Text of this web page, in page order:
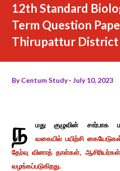
12th Standard
Term Question
Thirupattur
ByCentum Study July 10, 2023
ந
மது குழுவின் சார்பாக
வகையில் பயிற்சி
தேர்வு வினாத் தாள்கள்,
வழங்கப்படுகிறது.